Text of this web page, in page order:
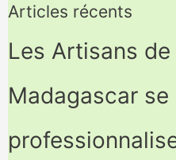
Articles récents
Les Artisans de
Madagascar se